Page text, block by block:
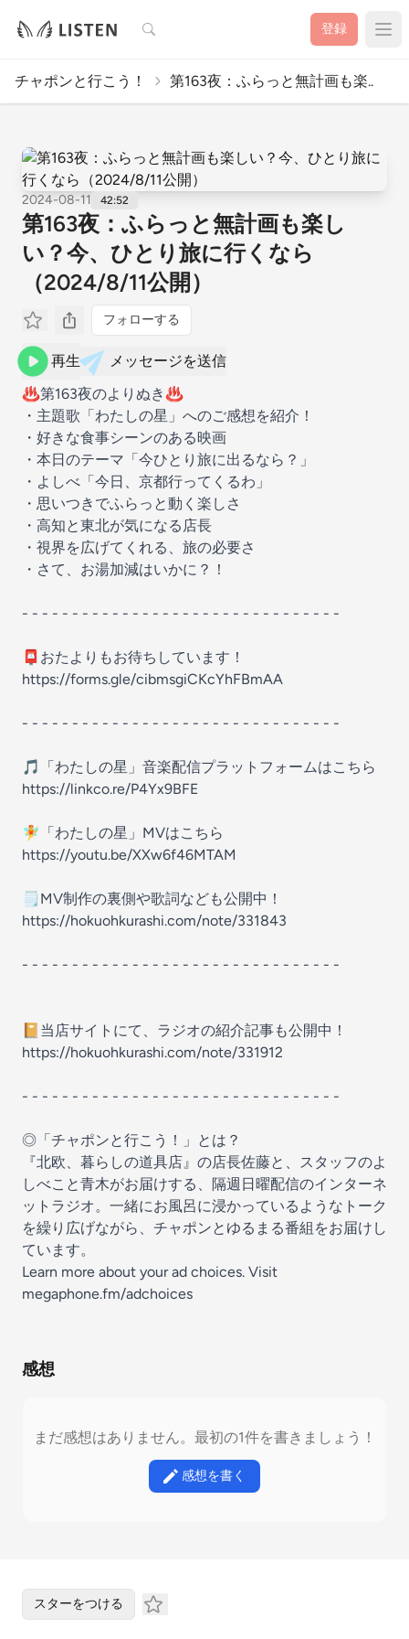
検索 登録
チャポンと行こう！ 第163夜：ふらっと無計画も楽..
2024-08-11 42:52
第163夜：ふらっと無計画も楽し
い？今、ひとり旅に行くなら
（2024/8/11公開）
フォローする
再生
メッセージを送信
♨️第163夜のよりぬき♨️
・主題歌「わたしの星」へのご感想を紹介！
・好きな食事シーンのある映画
・本日のテーマ「今ひとり旅に出るなら？」
・よしべ「今日、京都行ってくるわ」
・思いつきでふらっと動く楽しさ
・高知と東北が気になる店長
・視界を広げてくれる、旅の必要さ
・さて、お湯加減はいかに？！
- - - - - - - - - - - - - - - - - - - - - - - - - - - - - - - -
📮おたよりもお待ちしています！
https://forms.gle/cibmsgiCKcYhFBmAA
- - - - - - - - - - - - - - - - - - - - - - - - - - - - - - - -
🎵「わたしの星」音楽配信プラットフォームはこちら
https://linkco.re/P4Yx9BFE
🧚「わたしの星」MVはこちら
https://youtu.be/XXw6f46MTAM
🗒️MV制作の裏側や歌詞なども公開中！
https://hokuohkurashi.com/note/331843
- - - - - - - - - - - - - - - - - - - - - - - - - - - - - - - -
📔当店サイトにて、ラジオの紹介記事も公開中！
https://hokuohkurashi.com/note/331912
- - - - - - - - - - - - - - - - - - - - - - - - - - - - - - - -
◎「チャポンと行こう！」とは？
『北欧、暮らしの道具店』の店長佐藤と、スタッフのよ
しべこと青木がお届けする、隔週日曜配信のインターネ
ットラジオ。一緒にお風呂に浸かっているようなトーク
を繰り広げながら、チャポンとゆるまる番組をお届けし
ています。
Learn more about your ad choices. Visit
megaphone.fm/adchoices
感想
まだ感想はありません。最初の1件を書きましょう！
感想を書く
スターをつける